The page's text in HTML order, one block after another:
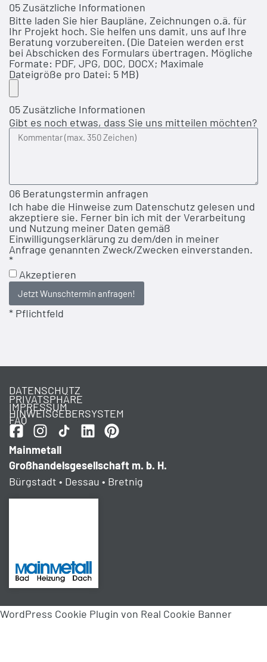
05 Zusätzliche Informationen
Bitte laden Sie hier Baupläne, Zeichnungen o.ä. für
Ihr Projekt hoch. Sie helfen uns damit, uns auf Ihre
Beratung vorzubereiten. (Die Dateien werden erst
bei Abschicken des Formulars übertragen. Mögliche
Formate: PDF, JPG, DOC, DOCX; Maximale
Dateigröße pro Datei: 5 MB)
05 Zusätzliche Informationen
Gibt es noch etwas, dass Sie uns mitteilen möchten?
06 Beratungstermin anfragen
Ich habe die Hinweise zum Datenschutz gelesen und
akzeptiere sie. Ferner bin ich mit der Verarbeitung
und Nutzung meiner Daten gemäß
Einwilligungserklärung zu dem/den in meiner
Anfrage genannten Zweck/Zwecken einverstanden.
*
Akzeptieren
Jetzt Wunschtermin anfragen!
* Pflichtfeld
DATENSCHUTZ
PRIVATSPHÄRE
IMPRESSUM
HINWEISGEBERSYSTEM
FAQ
Mainmetall
Großhandelsgesellschaft m. b. H.
Bürgstadt • Dessau • Bretnig
WordPress Cookie Plugin von Real Cookie Banner